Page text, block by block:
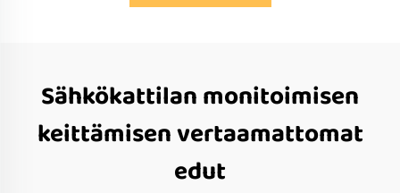
Sähkökattilan monitoimisen
keittämisen vertaamattomat
edut